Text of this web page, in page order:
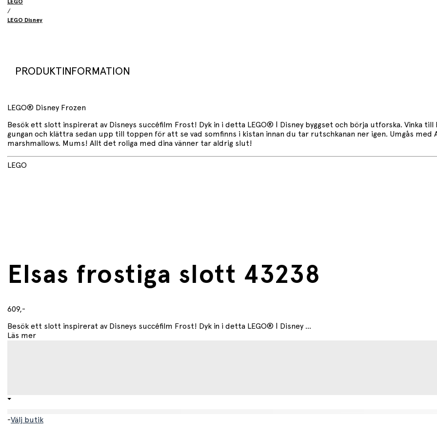
LEGO
/
LEGO Disney
PRODUKTINFORMATION
LEGO® Disney Frozen
Besök ett slott inspirerat av Disneys succéfilm Frost! Dyk in i detta LEGO® ǀ Disney byggset och börja utforska. Vinka
gungan och klättra sedan upp till toppen för att se vad somfinns i kistan innan du tar rutschkanan ner igen. Umgås med
marshmallows. Mums! Allt det roliga med dina vänner tar aldrig slut!
LEGO
Elsas frostiga slott 43238
609,-
Besök ett slott inspirerat av Disneys succéfilm Frost! Dyk in i detta LEGO® ǀ Disney ...
Läs mer
-Välj butik